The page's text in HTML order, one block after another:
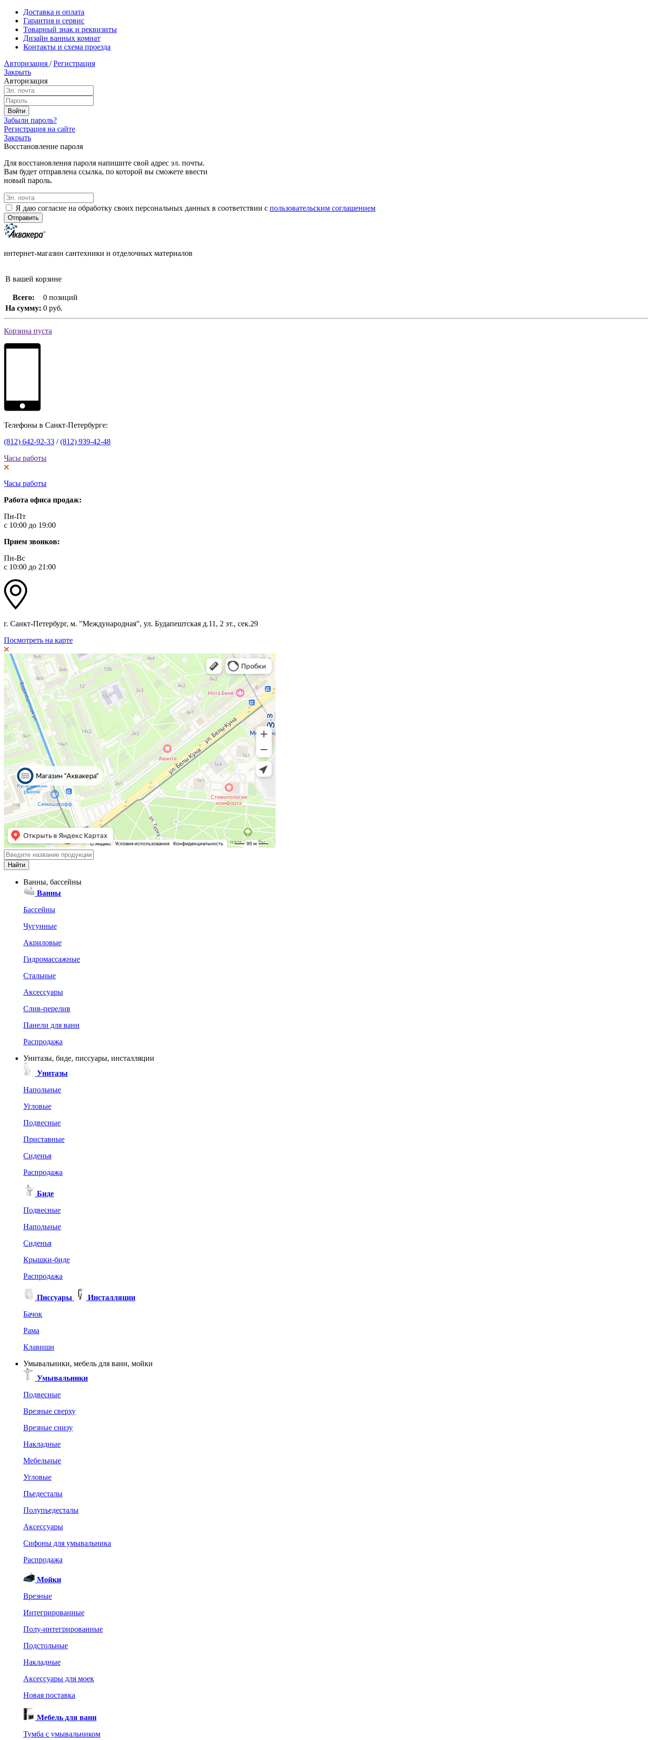
Доставка и оплата
Гарантия и сервис
Товарный знак и реквизиты
Дизайн ванных комнат
Контакты и схема проезда
Авторизация / Регистрация
Закрыть
Авторизация
Забыли пароль?
Регистрация на сайте
Закрыть
Восстановление пароля
Для восстановления пароля напишите свой адрес эл. почты.
Вам будет отправлена ссылка, по которой вы сможете ввести
новый пароль.
Я даю согласие на обработку своих персональных данных в соответствии с пользовательским соглашением
интернет-магазин сантехники и отделочных материалов
В вашей корзине
Всего:
0 позиций
На сумму: 0 руб.
Корзина пуста
Телефоны в Санкт-Петербурге:
(812) 642-92-33 /(812) 939-42-48
Часы работы
Часы работы
Работа офиса продаж:
Пн-Пт
с 10:00 до 19:00
Прием звонков:
Пн-Вс
с 10:00 до 21:00
г. Санкт-Петербург, м. "Международная", ул. Будапештская д.11, 2 эт., сек.29
Посмотреть на карте
Ванны, бассейны
Ванны
Бассейны
Чугунные
Акриловые
Гидромассажные
Стальные
Аксессуары
Слив-перелив
Панели для ванн
Распродажа
Унитазы, биде, писсуары, инсталляции
Унитазы
Напольные
Угловые
Подвесные
Приставные
Сиденья
Распродажа
Биде
Подвесные
Напольные
Сиденья
Крышки-биде
Распродажа
Писсуары
Инсталляции
Бачок
Рама
Клавиши
Умывальники, мебель для ванн, мойки
Умывальники
Подвесные
Врезные сверху
Врезные снизу
Накладные
Мебельные
Угловые
Пьедесталы
Полупьедесталы
Аксессуары
Сифоны для умывальника
Распродажа
Мойки
Врезные
Интегрированные
Полу-интегрированные
Подстольные
Накладные
Аксессуары для моек
Новая поставка
Мебель для ванн
Тумба с умывальником